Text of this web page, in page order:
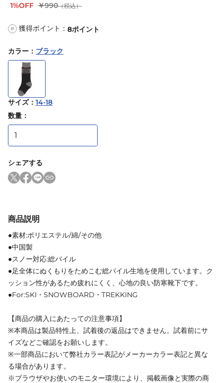
1%OFF ￥990（税込）
P 獲得ポイント： 8ポイント
カラー ： ブラック
サイズ： 14-18
数量：
シェアする
商品説明
●素材:ポリエステル/綿/その他
●中国製
●スノー対応:総パイル
●足全体にぬくもりをためこむ総パイル生地を使用しています。ク
ッション性があるため疲れにくく、心地の良い防寒靴下です。
●For:SKI・SNOWBOARD・TREKKING
【商品の購入にあたっての注意事項】
※本商品は製品特性上、試着後の返品はできません。試着前にサ
イズなどご確認をお願いします。
※一部商品において弊社カラー表記がメーカーカラー表記と異な
る場合があります。
※ブラウザやお使いのモニター環境により、掲載画像と実際の商